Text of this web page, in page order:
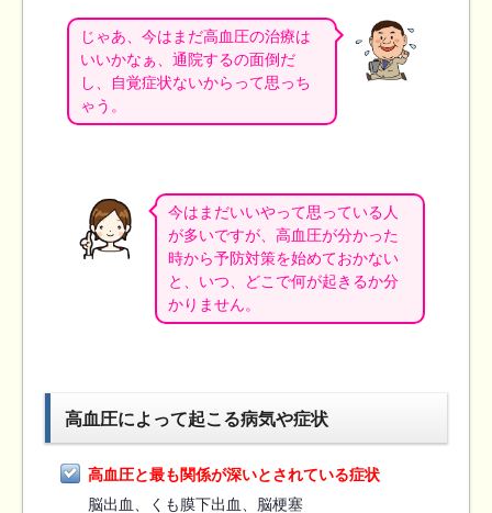
じゃあ、今はまだ高血圧の治療は
いいかなぁ、通院するの面倒だ
し、自覚症状ないからって思っち
ゃう。
今はまだいいやって思っている人
が多いですが、高血圧が分かった
時から予防対策を始めておかない
と、いつ、どこで何が起きるか分
かりません。
高血圧によって起こる病気や症状
高血圧と最も関係が深いとされている症状
脳出血、くも膜下出血、脳梗塞